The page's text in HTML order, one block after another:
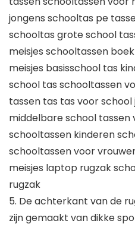
jongens schooltas pe
schooltas grote school
meisjes schooltassen
meisjes basisschool tas
school tas schooltassen
tassen tas tas voor
middelbare school tassen
schooltassen kinderen
schooltassen voor
meisjes laptop rugzak
rugzak
5. De achterkant van de
zijn gemaakt van dikke